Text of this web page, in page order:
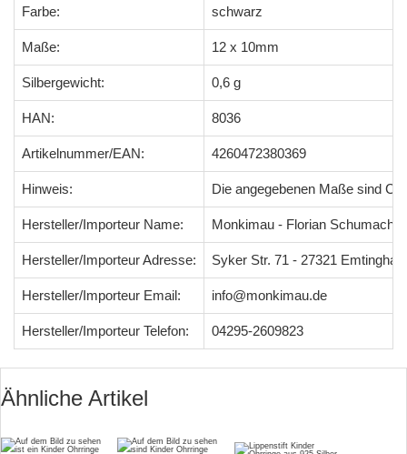
Farbe: schwarz
Maße: 12 x 10mm
Silbergewicht: 0,6 g
HAN: 8036
Artikelnummer/EAN: 4260472380369
Hinweis: Die angegebenen Maße sind
Hersteller/Importeur Name: Monkimau - Florian Schumacher
Hersteller/Importeur Adresse: Syker Str. 71 - 27321
Hersteller/Importeur Email: info@monkimau.de
Hersteller/Importeur Telefon: 04295-2609823
Ähnliche Artikel